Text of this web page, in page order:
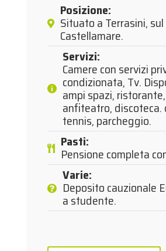
Posizione:
Situato a Terrasini,
Castellamare.
Servizi:
Camere con servizi
condizionata, Tv.
ampi spazi,
anfiteatro, discoteca.
tennis, parcheggio.
Pasti:
Pensione completa
Varie:
Deposito cauzionale
a studente.